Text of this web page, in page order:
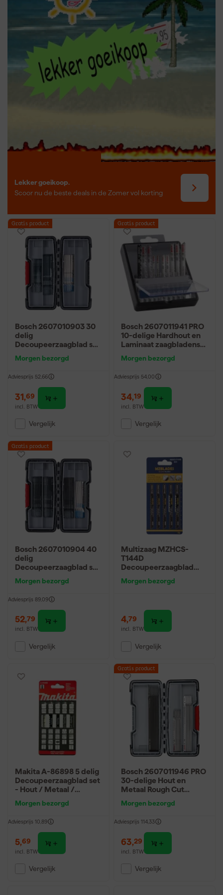
meer tanden zorgen voor een fijnere afwerking. Het materiaal van
het zaagblad bepaalt de duurzaamheid en het zaagresultaat, dus
een goed gekozen decoupeerzaagblad zorgt voor precisie en
een langere levensduur van het gereedschap.
Lekker goeikoop.
Scoor nu de beste deals in de Zomer vol korting
Gratis product
Bosch 2607010903 30
delig
Decoupeerzaagblad set
Morgen bezorgd
Adviesprijs 52,66
31,69
incl. BTW
Vergelijk
Gratis product
Bosch 2607011941 PRO
10-delige Hardhout en
Laminaat zaagbladenset
Morgen bezorgd
Adviesprijs 54,00
34,19
incl. BTW
Vergelijk
Gratis product
Bosch 2607010904 40
delig
Decoupeerzaagblad set
Morgen bezorgd
Adviesprijs 89,09
52,79
incl. BTW
Vergelijk
Multizaag MZHCS-
T144D
Decoupeerzaagblad
Morgen bezorgd
4,79
incl. BTW
Vergelijk
Makita A-86898 5 delig
Decoupeerzaagblad set
- Hout / Metaal /
Morgen bezorgd
Adviesprijs 10,89
5,69
incl. BTW
Vergelijk
Gratis product
Bosch 2607011946 PRO
30-delige Hout en
Metaal Rough Cut
Toughbox
Morgen bezorgd
Adviesprijs 114,33
63,29
incl. BTW
Vergelijk